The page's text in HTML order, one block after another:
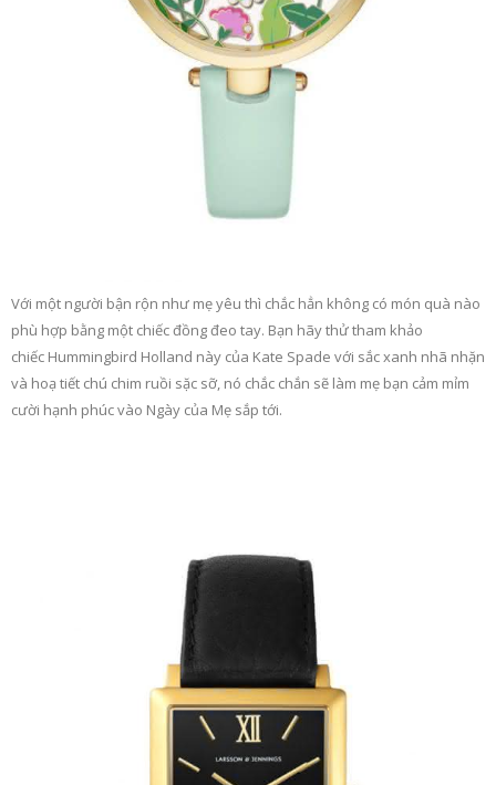
Với một người bận rộn như mẹ yêu thì chắc hẳn không có món quà nào
phù hợp bằng một chiếc đồng đeo tay. Bạn hãy thử tham khảo
chiếc Hummingbird Holland này của Kate Spade với sắc xanh nhã nhặn
và hoạ tiết chú chim ruồi sặc sỡ, nó chắc chắn sẽ làm mẹ bạn cảm mỉm
cười hạnh phúc vào Ngày của Mẹ sắp tới.